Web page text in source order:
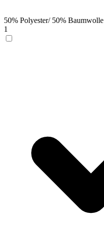
50% Polyester/ 50% Baumwolle
1